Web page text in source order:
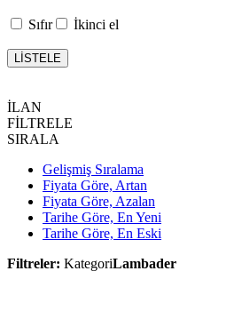
Sıfır İkinci el
LİSTELE
İLAN
FİLTRELE
SIRALA
Gelişmiş Sıralama
Fiyata Göre, Artan
Fiyata Göre, Azalan
Tarihe Göre, En Yeni
Tarihe Göre, En Eski
Filtreler: KategoriLambader